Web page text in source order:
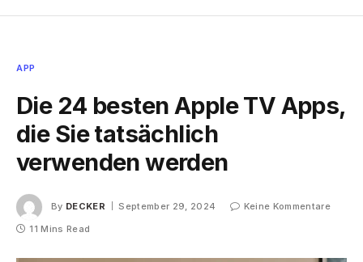
APP
Die 24 besten Apple TV Apps,
die Sie tatsächlich
verwenden werden
By DECKER September 29, 2024
Keine Kommentare
11 Mins Read